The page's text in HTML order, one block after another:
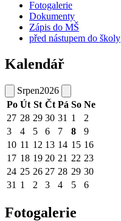
Fotogalerie
Dokumenty
Zápis do MŠ
před nástupem do školy
Kalendář
Srpen2026
Po Út St Čt Pá So Ne
27 28 29 30 31 1
2
3
4 5 6 7 8
9
10 11 12 13 14 15 16
17 18 19 20 21 22 23
24 25 26 27 28 29 30
31 1 2 3 4 5 6
Fotogalerie